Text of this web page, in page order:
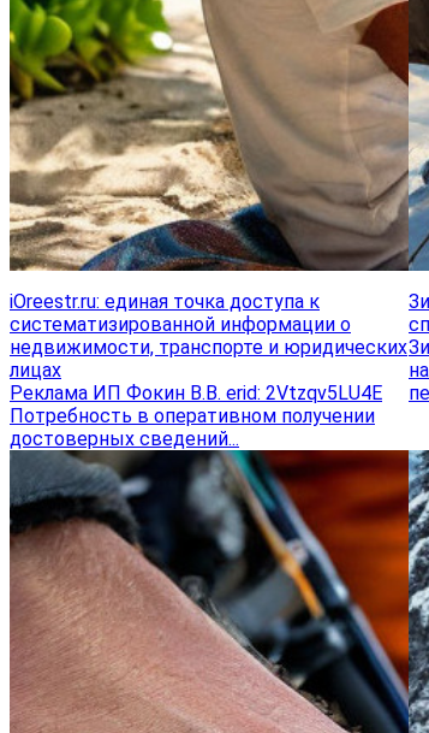
iOreestr.ru: единая точка доступа к
систематизированной информации о
недвижимости, транспорте и юридических
лицах
Реклама ИП Фокин В.В. erid: 2Vtzqv5LU4E
Потребность в оперативном получении
достоверных сведений...